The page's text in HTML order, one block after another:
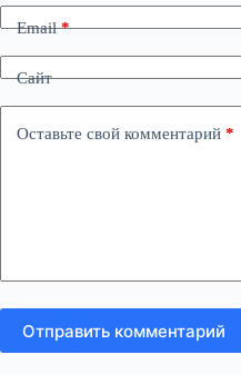
Email*
Сайт
Оставьте свой комментарий *
Отправить комментарий